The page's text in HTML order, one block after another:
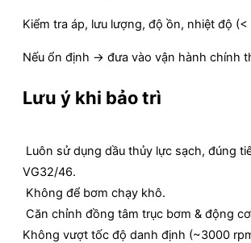
Kiểm tra áp, lưu lượng, độ ồn, nhiệt độ (<
Nếu ổn định → đưa vào vận hành chính
Lưu ý khi bảo trì
Luôn sử dụng dầu thủy lực sạch, đúng
VG32/46.
Không để bơm chạy khô.
Căn chỉnh đồng tâm trục bơm & động
Không vượt tốc độ danh định (~3000